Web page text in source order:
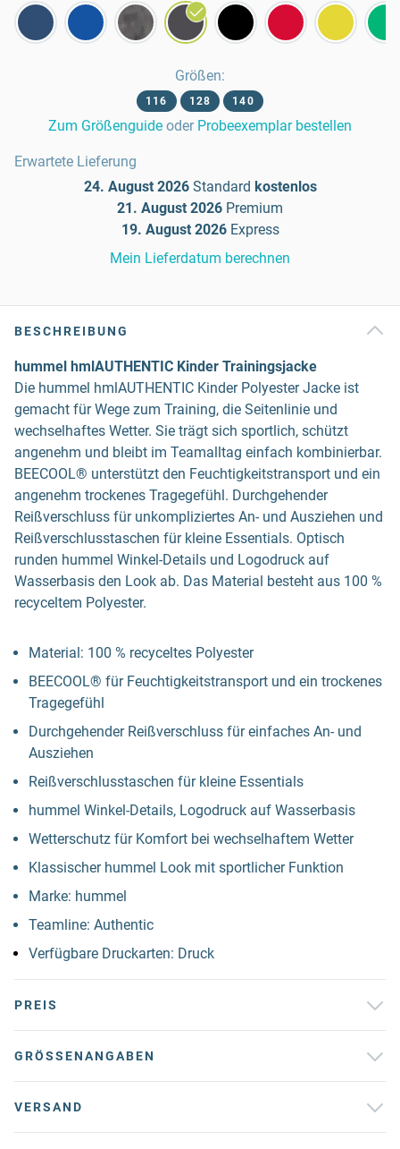
Größen:
116 128 140
Zum Größenguide oder Probeexemplar bestellen
Erwartete Lieferung
24. August 2026 Standard kostenlos
21. August 2026 Premium
19. August 2026 Express
Mein Lieferdatum berechnen
BESCHREIBUNG
hummel hmlAUTHENTIC Kinder Trainingsjacke
Die hummel hmlAUTHENTIC Kinder Polyester Jacke ist
gemacht für Wege zum Training, die Seitenlinie und
wechselhaftes Wetter. Sie trägt sich sportlich, schützt
angenehm und bleibt im Teamalltag einfach kombinierbar.
BEECOOL® unterstützt den Feuchtigkeitstransport und ein
angenehm trockenes Tragegefühl. Durchgehender
Reißverschluss für unkompliziertes An- und Ausziehen und
Reißverschlusstaschen für kleine Essentials. Optisch
runden hummel Winkel-Details und Logodruck auf
Wasserbasis den Look ab. Das Material besteht aus 100 %
recyceltem Polyester.
Material: 100 % recyceltes Polyester
BEECOOL® für Feuchtigkeitstransport und ein trockenes
Tragegefühl
Durchgehender Reißverschluss für einfaches An- und
Ausziehen
Reißverschlusstaschen für kleine Essentials
hummel Winkel-Details, Logodruck auf Wasserbasis
Wetterschutz für Komfort bei wechselhaftem Wetter
Klassischer hummel Look mit sportlicher Funktion
Marke: hummel
Teamline: Authentic
Verfügbare Druckarten: Druck
PREIS
GRÖSSENANGABEN
VERSAND